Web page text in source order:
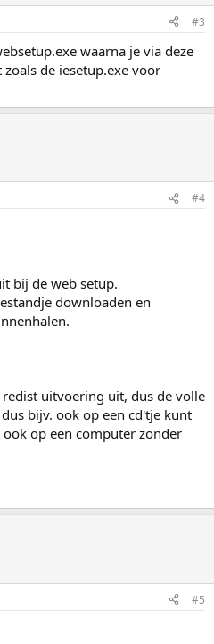
#3
waarna je via deze
de iesetup.exe voor
#4
bij de web setup.
downloaden en
uitvoering uit, dus de volle
bijv. ook op een cd'tje kunt
op een computer zonder
#5